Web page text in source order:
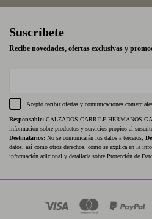
Suscríbete
Recibe novedades, ofertas exclusivas y
Acepto recibir ofertas y comunicaciones
Responsable: CALZADOS CARRILE HERMANOS
información sobre productos y servicios propios al
Destinatarios: No se comunicarán los datos a terceros;
datos, así como otros derechos, como se explica en la
información adicional y detallada sobre Protección de